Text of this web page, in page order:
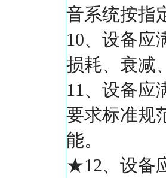
音系统按指
10、设备应
损耗、衰减
11、设备应
要求标准规
能。
★12、设备